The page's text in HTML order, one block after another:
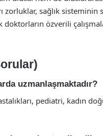
zorluklar, sağlık
doktorların özverili
uzmanlaşmaktadır?
pediatri, kadın